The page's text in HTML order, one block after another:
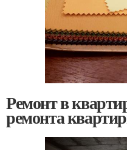
Ремонт в
ремонта